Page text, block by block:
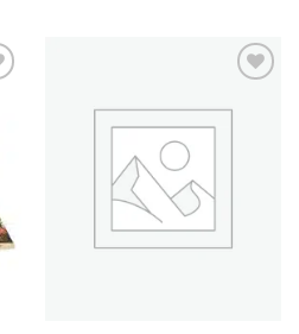
aos meus
desejos